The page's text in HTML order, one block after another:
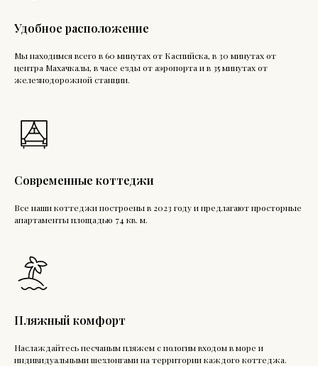
Удобное расположение
Мы находимся всего в 60 минутах от Каспийска, в 30 минутах от
центра Махачкалы, в часе езды от аэропорта и в 35 минутах от
железнодорожной станции.
Современные коттеджи
Все наши коттеджи построены в 2023 году и предлагают просторные
апартаменты площадью 74 кв. м.
Пляжный комфорт
Наслаждайтесь песчаным пляжем с пологим входом в море и
индивидуальными шезлонгами на территории каждого коттеджа.